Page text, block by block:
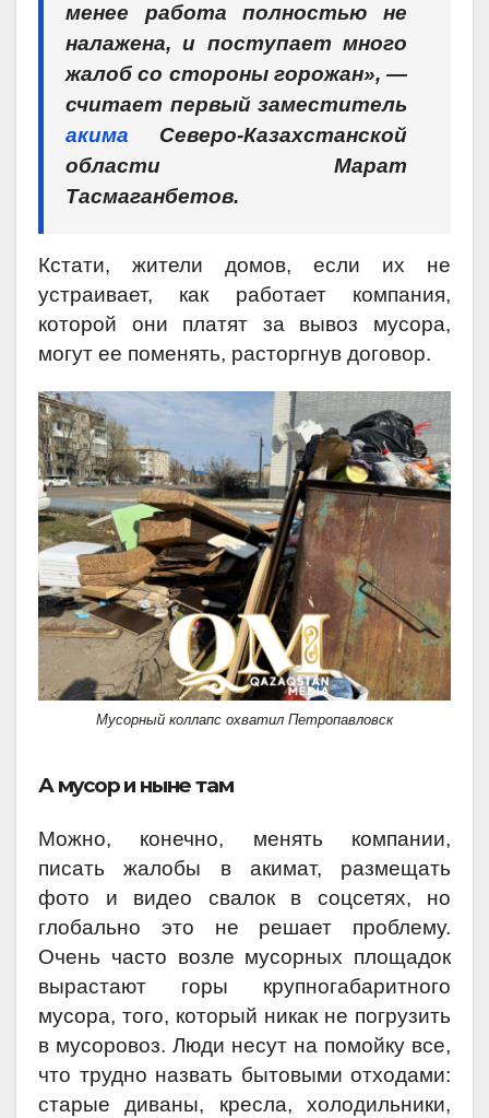
менее работа полностью не
налажена, и поступает много
жалоб со стороны горожан», —
считает первый заместитель
акима Северо-Казахстанской
области Марат
Тасмаганбетов.
Кстати, жители домов, если их не
устраивает, как работает компания,
которой они платят за вывоз мусора,
могут ее поменять, расторгнув договор.
Мусорный коллапс охватил Петропавловск
А мусор и ныне там
Можно, конечно, менять компании,
писать жалобы в акимат, размещать
фото и видео свалок в соцсетях, но
глобально это не решает проблему.
Очень часто возле мусорных площадок
вырастают горы крупногабаритного
мусора, того, который никак не погрузить
в мусоровоз. Люди несут на помойку все,
что трудно назвать бытовыми отходами:
старые диваны, кресла, холодильники,